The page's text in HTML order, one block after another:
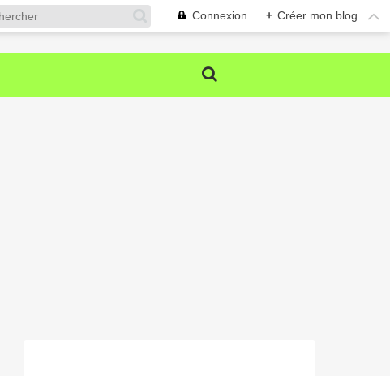
Connexion + Créer mon blog